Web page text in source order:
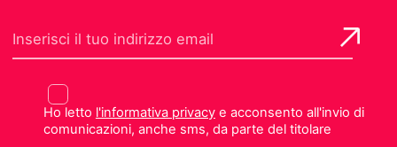
Ho letto l'informativa privacye acconsento all'invio di
comunicazioni, anche sms, da parte del titolare